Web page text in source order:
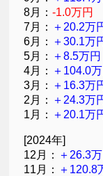
8月：-1.0万円
7月： ＋20.2万
6月： ＋30.1万
5月： ＋8.5万円
4月： ＋104.0万
3月： ＋16.3万
2月： ＋24.3万
1月： ＋20.1万
[2024年]
12月： ＋26.3
11月： ＋120.8